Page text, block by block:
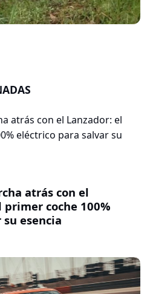
atrás con el
primer coche 100%
esencia